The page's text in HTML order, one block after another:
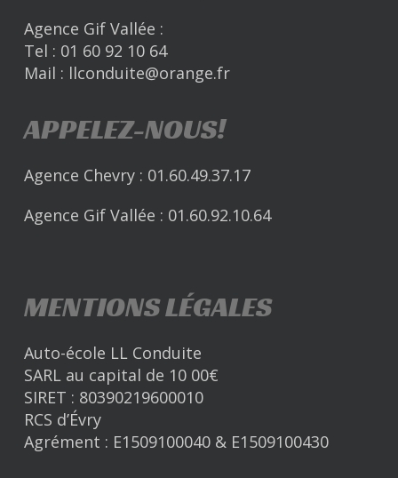
Agence Gif Vallée :
Tel : 01 60 92 10 64
Mail : llconduite@orange.fr
APPELEZ-NOUS!
Agence Chevry : 01.60.49.37.17
Agence Gif Vallée : 01.60.92.10.64
MENTIONS LÉGALES
Auto-école LL Conduite
SARL au capital de 10 00€
SIRET : 80390219600010
RCS d’Évry
Agrément : E1509100040 & E1509100430